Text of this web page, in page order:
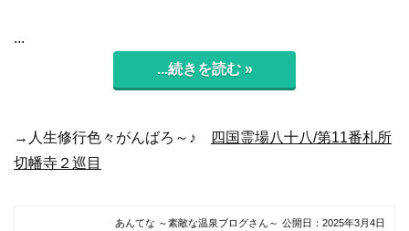
...
...続きを読む »
→人生修行色々がんばろ～♪
四国霊場八十八/第11番札所
切幡寺２巡目
あんてな ～素敵な温泉ブログさん～ 公開日： 2025年3月4日